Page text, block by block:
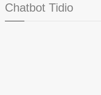
Chatbot Tidio